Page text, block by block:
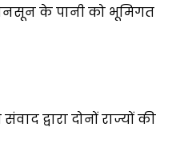
के पानी को भूमिगत
द्वारा दोनों राज्यों की